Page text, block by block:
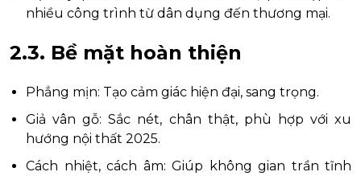
nhiều công trình từ dân dụng đến thương mại.
2.3. Bề mặt hoàn thiện
Phẳng mịn: Tạo cảm giác hiện đại, sang trọng.
Giả vân gỗ: Sắc nét, chân thật, phù hợp với xu
hướng nội thất 2025.
Cách nhiệt, cách âm: Giúp không gian trần tĩnh